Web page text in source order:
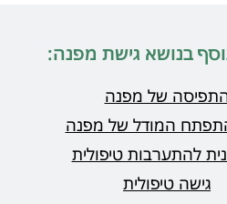
בנושא גישת מפנה:
של מפנה
המודל של מפנה
להתערבות טיפולית
גישה טיפולית